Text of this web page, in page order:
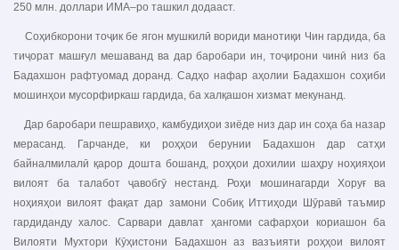
250 млн. доллари ИМА–ро ташкил додааст.
Соҳибкорони тоҷик бе ягон мушкилӣ вориди манотиқи Чин гардида, ба
тиҷорат машғул мешаванд ва дар баробари ин, тоҷирони чинӣ низ ба
Бадахшон рафтуомад доранд. Садҳо нафар аҳолии Бадахшон соҳиби
мошинҳои мусорфиркаш гардида, ба халқашон хизмат мекунанд.
Дар баробари пешравиҳо, камбудиҳои зиёде низ дар ин соҳа ба назар
мерасанд. Гарчанде, ки роҳҳои берунии Бадахшон дар сатҳи
байналмилалӣ қарор дошта бошанд, роҳҳои дохилии шаҳру ноҳияҳои
вилоят ба талабот ҷавобгӯ нестанд. Роҳи мошинагарди Хоруғ ва
ноҳияҳои вилоят фақат дар замони Собиқ Иттиҳоди Шӯравӣ таъмир
гардиданду халос. Сарвари давлат ҳангоми сафарҳои кориашон ба
Вилояти Мухтори Кӯҳистони Бадахшон аз вазъияти роҳҳои вилоят